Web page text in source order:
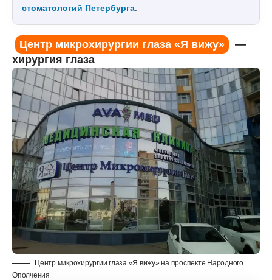
стоматологий Петербурга
Центр микрохирургии глаза «Я вижу»
—
хирургия глаза
Центр микрохирургии глаза «Я вижу» на проспекте Народного
Ополчения